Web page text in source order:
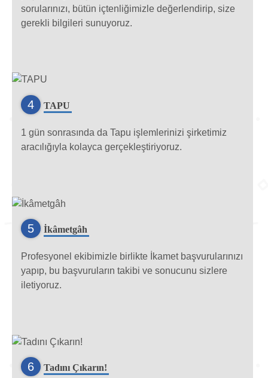
sorularınızı, bütün içtenliğimizle değerlendirip, size
gerekli bilgileri sunuyoruz.
4 TAPU
1 gün sonrasında da Tapu işlemlerinizi şirketimiz
aracılığıyla kolayca gerçekleştiriyoruz.
5 İkâmetgâh
Profesyonel ekibimizle birlikte İkamet başvurularınızı
yapıp, bu başvuruların takibi ve sonucunu sizlere
iletiyoruz.
6 Tadını Çıkarın!